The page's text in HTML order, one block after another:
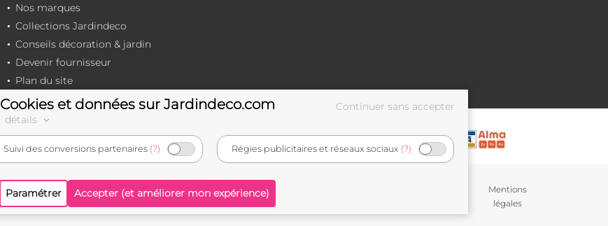
Nos marques
Collections Jardindeco
Conseils décoration & jardin
Devenir fournisseur
Plan du site
e-commerçant français
Mentions
légales
Cookies et données sur Jardindeco.com
détails
Suivi des conversions partenaires (?) Régies publicitaires et réseaux sociaux (?)